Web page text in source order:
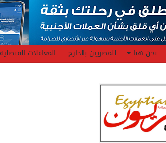
نحن هنا للمصريين بالخارج المعاملات القنصليه